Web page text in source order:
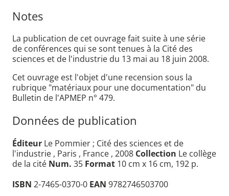
Notes
La publication de cet ouvrage fait suite à une série
de conférences qui se sont tenues à la Cité des
sciences et de l'industrie du 13 mai au 18 juin 2008.
Cet ouvrage est l'objet d'une recension sous la
rubrique "matériaux pour une documentation" du
Bulletin de l'APMEP n° 479.
Données de publication
Éditeur Le Pommier ; Cité des sciences et de
l'industrie , Paris , France , 2008 Collection Le collège
de la cité Num. 35 Format 10 cm x 16 cm, 192 p.
ISBN 2-7465-0370-0 EAN 9782746503700